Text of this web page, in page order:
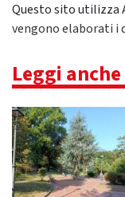
Questo sito utilizza
vengono elaborati i
Leggi anche